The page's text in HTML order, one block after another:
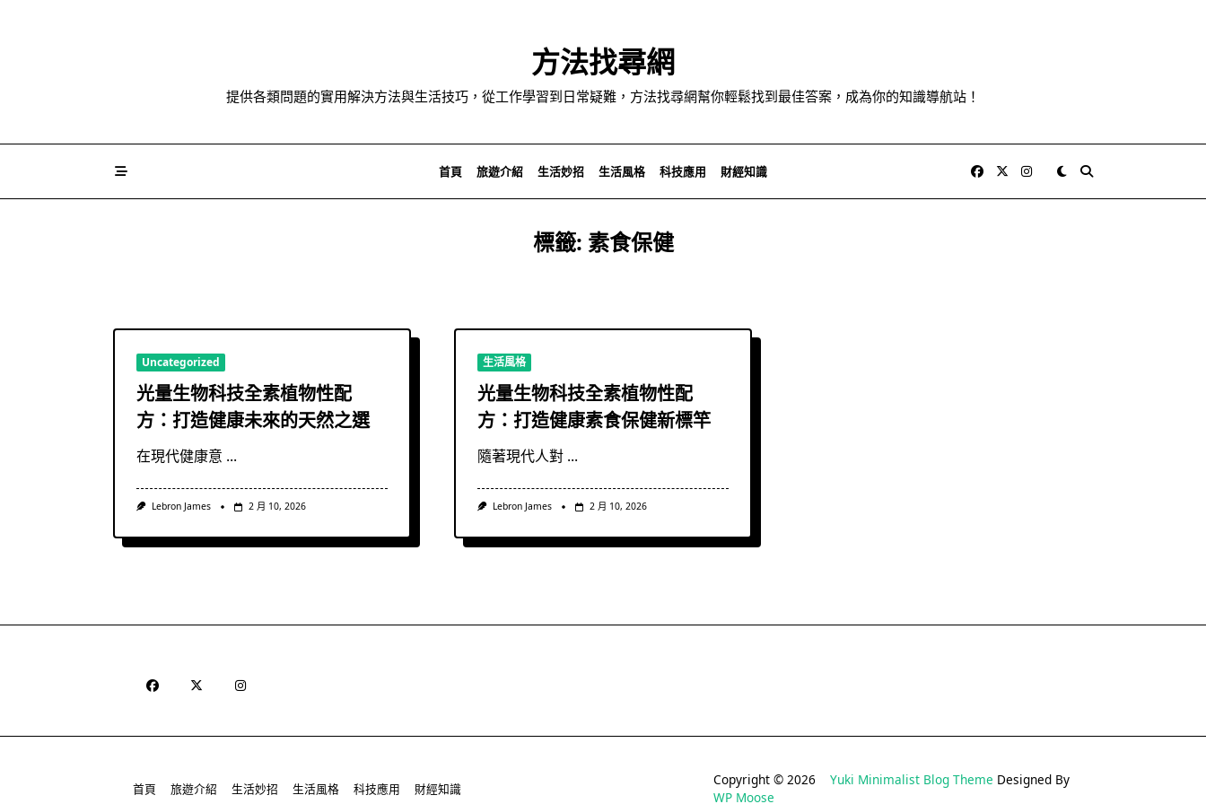
方法找尋網
提供各類問題的實用解決方法與生活技巧，從工作學習到日常疑難，方法找尋網幫你輕鬆找到最佳答案，成為你的知識導航站！
首頁 旅遊介紹 生活妙招 生活風格 科技應用 財經知識
標籤: 素食保健
Uncategorized
光量生物科技全素植物性配
方：打造健康未來的天然之選
在現代健康意 ...
Lebron James 2 月 10, 2026
生活風格
光量生物科技全素植物性配
方：打造健康素食保健新標竿
隨著現代人對 ...
Lebron James 2 月 10, 2026
首頁 旅遊介紹 生活妙招 生活風格 科技應用 財經知識
Copyright © 2026Yuki Minimalist Blog Theme Designed By
WP Moose